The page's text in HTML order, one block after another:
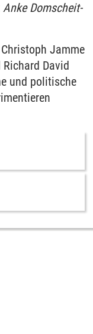
Anke Domscheit-
Jamme
David
und politische